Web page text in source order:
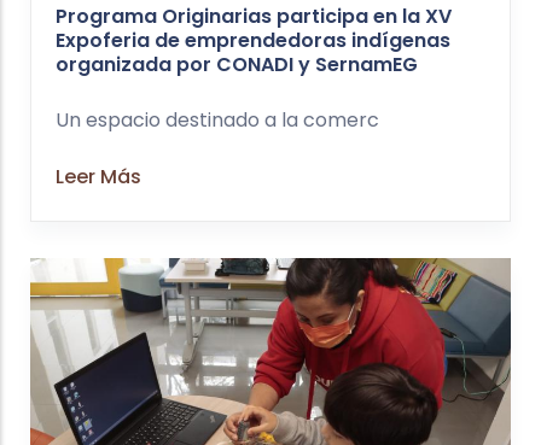
Programa Originarias participa en la XV
Expoferia de emprendedoras indígenas
organizada por CONADI y SernamEG
Un espacio destinado a la comerc
Leer Más